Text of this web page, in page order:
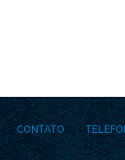
CONTATO